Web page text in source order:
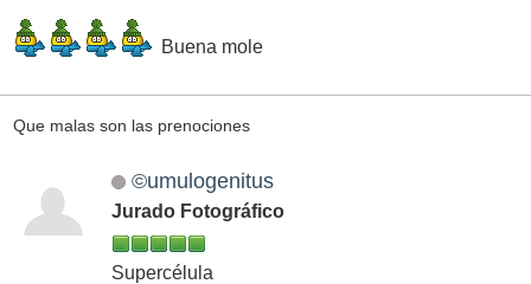
Buena mole
Que malas son las prenociones
©umulogenitus
Jurado Fotográfico
Supercélula